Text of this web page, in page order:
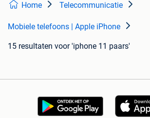
Home Telecommunicatie
Mobiele telefoons | Apple iPhone
15 resultaten voor 'iphone 11 paars'